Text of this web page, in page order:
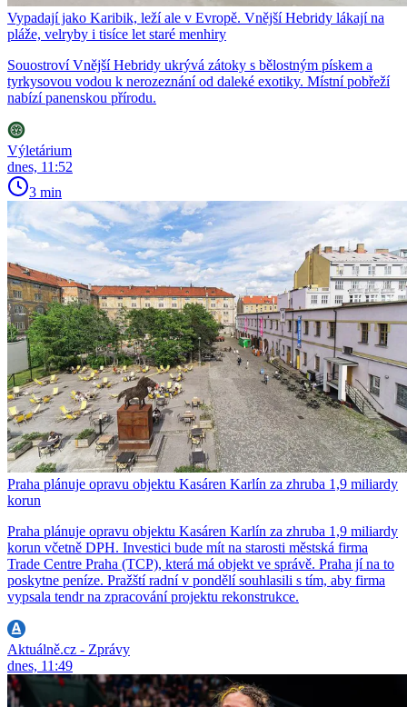
Vypadají jako Karibik, leží ale v Evropě. Vnější Hebridy lákají na
pláže, velryby i tisíce let staré menhiry
Souostroví Vnější Hebridy ukrývá zátoky s bělostným pískem a
tyrkysovou vodou k nerozeznání od daleké exotiky. Místní pobřeží
nabízí panenskou přírodu.
Výletárium
dnes, 11:52
3 min
Praha plánuje opravu objektu Kasáren Karlín za zhruba 1,9 miliardy
korun
Praha plánuje opravu objektu Kasáren Karlín za zhruba 1,9 miliardy
korun včetně DPH. Investici bude mít na starosti městská firma
Trade Centre Praha (TCP), která má objekt ve správě. Praha jí na to
poskytne peníze. Pražští radní v pondělí souhlasili s tím, aby firma
vypsala tendr na zpracování projektu rekonstrukce.
Aktuálně.cz - Zprávy
dnes, 11:49